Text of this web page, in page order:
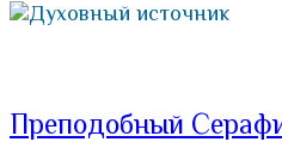
Духовный источник
Преподобный